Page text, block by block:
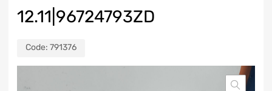
12.11|96724793ZD
Code: 791376